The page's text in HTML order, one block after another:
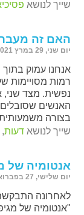
שייך לנושא
האם זה
יום שני, 29 במרץ 2021
אנחנו עמוק
רמות מסויימות
נפשית. מצד שני,
האנשים
בצורה
שייך לנושאדעות,
אנטומיה של
יום שלישי, 27 בפברואר 2018
לאחרונה
"אנטומיה של